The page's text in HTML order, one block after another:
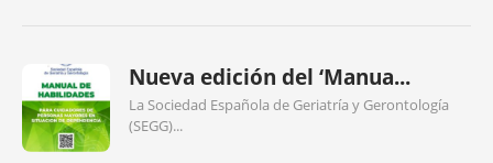
Nueva edición del ‘Manua...
La Sociedad Española de Geriatría y Gerontología
(SEGG)...